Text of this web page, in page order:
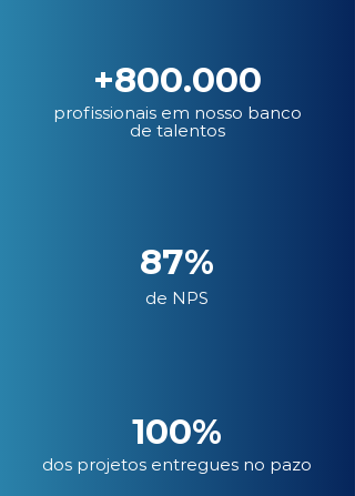
+800.000
profissionais em nosso banco
de talentos
87%
de NPS
100%
dos projetos entregues no pazo